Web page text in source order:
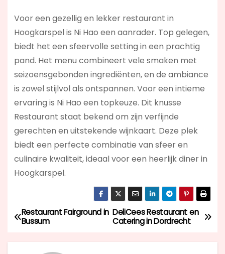
Voor een gezellig en lekker restaurant in
Hoogkarspel is Ni Hao een aanrader. Top gelegen,
biedt het een sfeervolle setting in een prachtig
pand. Het menu combineert vele smaken met
seizoensgebonden ingrediënten, en de ambiance
is zowel stijlvol als ontspannen. Voor een intieme
ervaring is Ni Hao een topkeuze. Dit knusse
Restaurant staat bekend om zijn verfijnde
gerechten en uitstekende wijnkaart. Deze plek
biedt een perfecte combinatie van sfeer en
culinaire kwaliteit, ideaal voor een heerlijk diner in
Hoogkarspel.
B
e
DeliCees Restaurant en
Catering in Dordrecht
Restaurant Fairground in
Bussum